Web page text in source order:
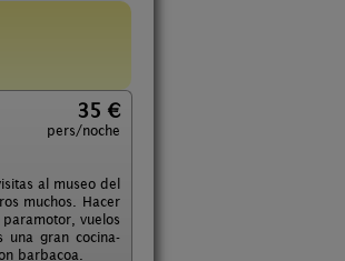
35 €
pers/noche
al museo del
muchos. Hacer
vuelos
una gran cocina-
barbacoa.